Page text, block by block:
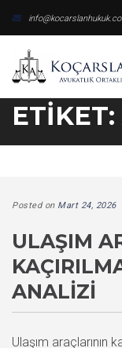
content
ETIKET:
Posted on Mart 24, 2026
ULAŞIM
ANALIZI
Ulaşım araçlarının